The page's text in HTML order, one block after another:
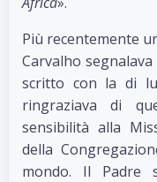
Più recentemente
Carvalho
scritto con la di
ringraziava di
sensibilità alla
della
mondo. Il Padre